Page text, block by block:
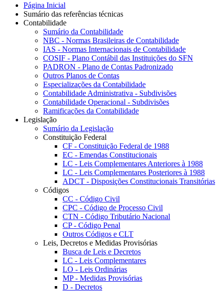
Página Inicial
Sumário das referências técnicas
Contabilidade
Sumário da Contabilidade
NBC - Normas Brasileiras de Contabilidade
IAS - Normas Internacionais de Contabilidade
COSIF - Plano Contábil das Instituições do SFN
PADRON - Plano de Contas Padronizado
Outros Planos de Contas
Especializações da Contabilidade
Contabilidade Administrativa - Subdivisões
Contabilidade Operacional - Subdivisões
Ramificações da Contabilidade
Legislação
Sumário da Legislação
Constituição Federal
CF - Constituição Federal de 1988
EC - Emendas Constitucionais
LC - Leis Complementares Anteriores à 1988
LC - Leis Complementares Posteriores à 1988
ADCT - Disposições Constitucionais Transitórias
Códigos
CC - Código Civil
CPC - Código de Processo Civil
CTN - Código Tributário Nacional
CP - Código Penal
Outros Códigos e CLT
Leis, Decretos e Medidas Provisórias
Busca de Leis e Decretos
LC - Leis Complementares
LO - Leis Ordinárias
MP - Medidas Provisórias
D - Decretos